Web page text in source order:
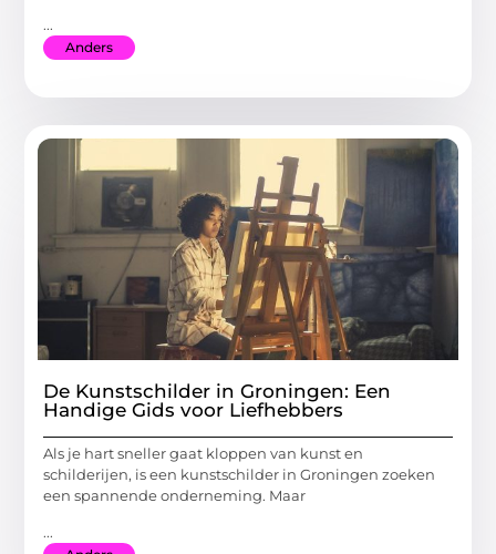
...
Anders
De Kunstschilder in Groningen: Een
Handige Gids voor Liefhebbers
Als je hart sneller gaat kloppen van kunst en
schilderijen, is een kunstschilder in Groningen zoeken
een spannende onderneming. Maar
...